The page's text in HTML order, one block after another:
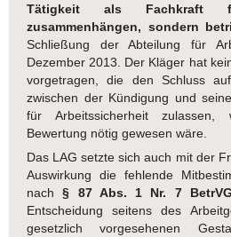
Tätigkeit als Fachkraft
zusammenhängen, sondern
Schließung der Abteilung für
Dezember 2013. Der Kläger hat
vorgetragen, die den Schluss
zwischen der Kündigung und
für Arbeitssicherheit
Bewertung nötig gewesen wäre.
Das LAG setzte sich auch mit der
Auswirkung die fehlende
nach§ 87 Abs. 1 Nr. 7 BetrVG
Entscheidung seitens des
gesetzlich vorgesehenen